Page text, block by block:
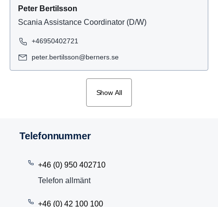
Peter Bertilsson
Scania Assistance Coordinator (D/W)
+46950402721
peter.bertilsson@berners.se
Show All
Telefon­nummer
+46 (0) 950 402710
Telefon allmänt
+46 (0) 42 100 100